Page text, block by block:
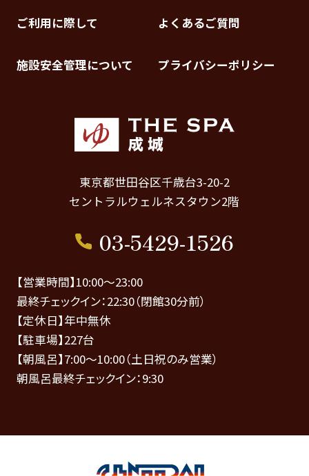
東京都世田谷区千歳台3-20-2
セントラルウェルネスタウン2階
03-5429-1526
【営業時間】10:00～23:00
最終チェックイン：22:30（閉館30分前）
【定休日】年中無休
【駐車場】227台
【朝風呂】7:00～10:00（土日祝のみ営業）
朝風呂最終チェックイン：9:30
ご利用に際して よくあるご質問
施設安全管理について プライバシーポリシー